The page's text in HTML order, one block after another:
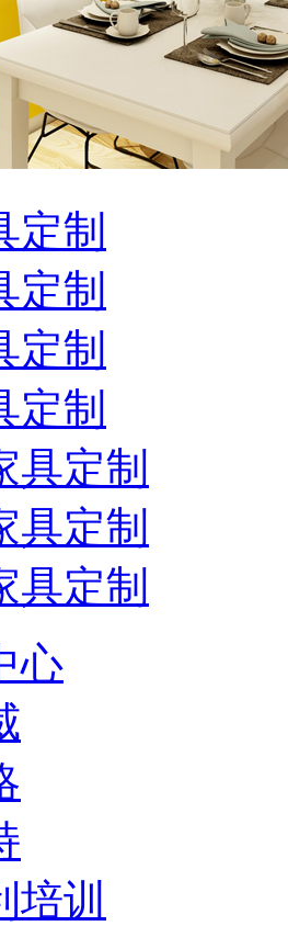
定制
定制
定制
定制
具定制
具定制
具定制
心
培训